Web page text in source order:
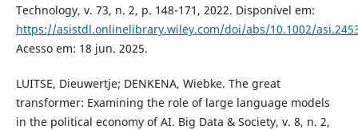
Technology, v. 73, n. 2, p. 148-171, 2022. Disponível em:
https://asistdl.onlinelibrary.wiley.com/doi/abs/10.1002/
Acesso em: 18 jun. 2025.
LUITSE, Dieuwertje; DENKENA, Wiebke. The great
transformer: Examining the role of large language models
in the political economy of AI. Big Data & Society, v. 8, n. 2,